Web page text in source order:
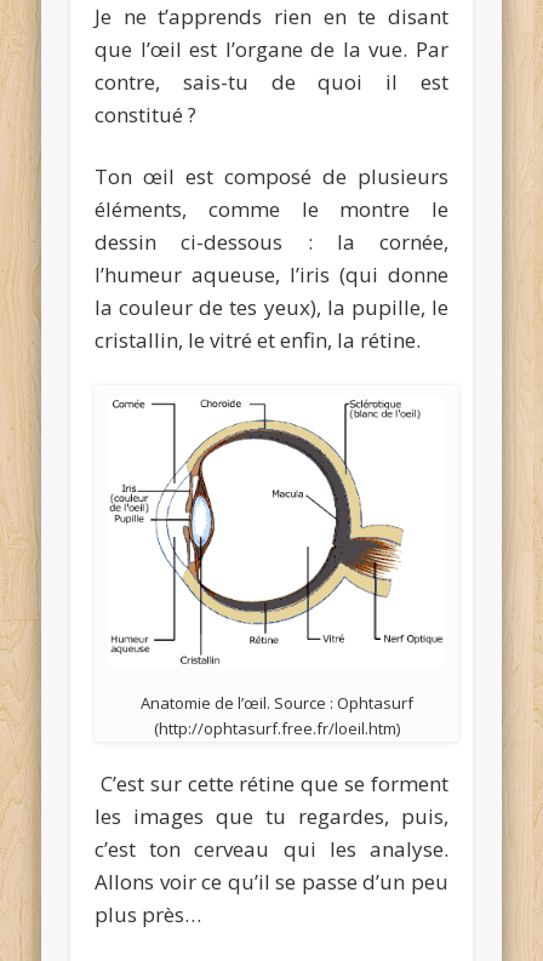
Je ne t’apprends rien en te disant
que l’œil est l’organe de la vue. Par
contre, sais-tu de quoi il est
constitué ?
Ton œil est composé de plusieurs
éléments, comme le montre le
dessin ci-dessous : la cornée,
l’humeur aqueuse, l’iris (qui donne
la couleur de tes yeux), la pupille, le
cristallin, le vitré et enfin, la rétine.
Anatomie de l’œil. Source : Ophtasurf
(http://ophtasurf.free.fr/loeil.htm)
C’est sur cette rétine que se forment
les images que tu regardes, puis,
c’est ton cerveau qui les analyse.
Allons voir ce qu’il se passe d’un peu
plus près…